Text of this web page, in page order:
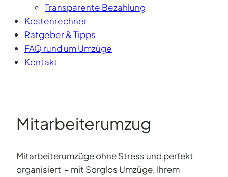
Transparente Bezahlung
Kostenrechner
Ratgeber & Tipps
FAQ rund um Umzüge
Kontakt
Mitarbeiter­umzug
Mitarbeiterumzüge ohne Stress und perfekt
organisiert – mit Sorglos Umzüge, Ihrem